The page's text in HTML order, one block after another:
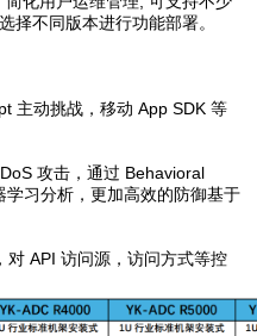
择不同版本进行功能部署。
主动挑战，移动 App SDK 等
攻击，通过 Behavioral
习分析，更加高效的防御基于
API 访问源，访问方式等控